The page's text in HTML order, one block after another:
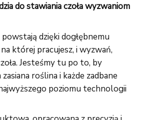
do stawiania czoła wyzwaniom
dzięki dogłębnemu
której pracujesz, i wyzwań,
Jesteśmy tu po to, by
roślina i każde zadbane
poziomu technologii